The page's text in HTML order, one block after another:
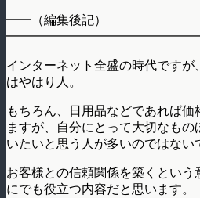
━━（編集後記）
インターネット全盛の時代です
はやはり人。
もちろん、日用品などであれば価
ますが、自分にとって大切なも
いたいと思う人が多いのではない
お客様との信頼関係を築くとい
にでも役立つ内容だと思います。